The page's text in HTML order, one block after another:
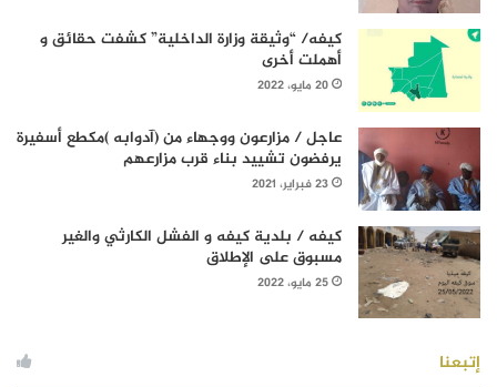
كيفه/ “وثيقة وزارة الداخلية” كشفت حقائق و
أهملت أخرى
20 مايو، 2022
عاجل / مزارعون ووجهاء من (آدوابه )مكطع أسفيرة
يرفضون تشييد بناء قرب مزارعهم
23 فبراير، 2021
كيفه / بلدية كيفه و الفشل الكارثي والغير
مسبوق على الإطلاق
25 مايو، 2022
إتبعنا